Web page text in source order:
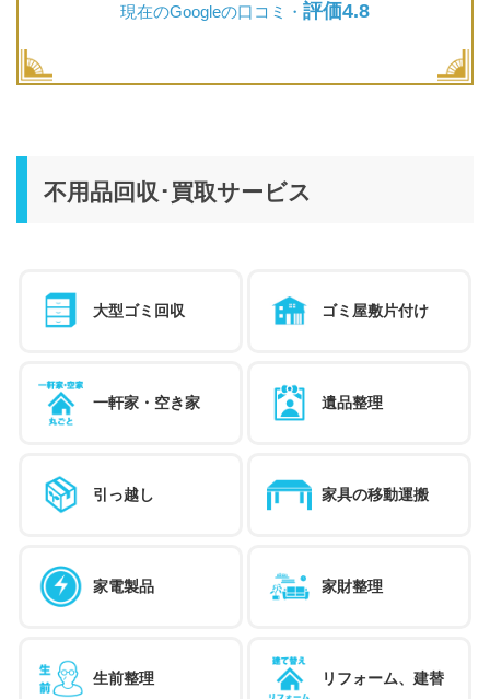
現在のGoogleの口コミ・ 評価4.8
不用品回収･買取サービス
大型ゴミ回収 ゴミ屋敷片付け
一軒家・空き家 遺品整理
引っ越し 家具の移動運搬
家電製品 家財整理
生前整理 リフォーム、建替